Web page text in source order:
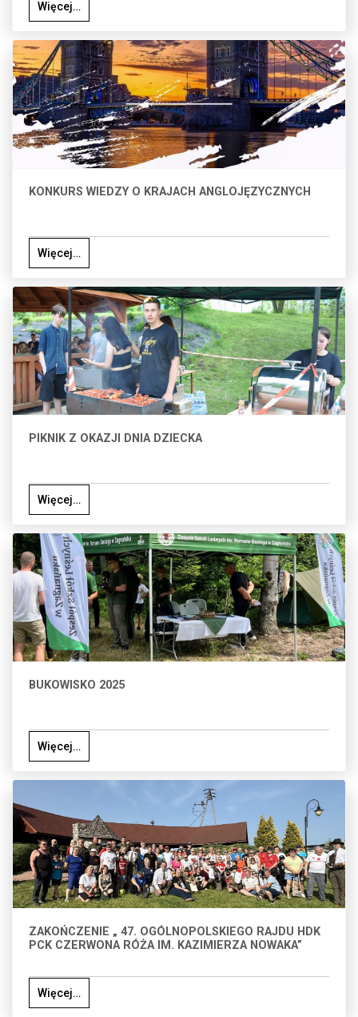
Więcej…
KONKURS WIEDZY O KRAJACH ANGLOJĘZYCZNYCH
Więcej…
PIKNIK Z OKAZJI DNIA DZIECKA
Więcej…
BUKOWISKO 2025
Więcej…
ZAKOŃCZENIE „ 47. OGÓLNOPOLSKIEGO RAJDU HDK
PCK CZERWONA RÓŻA IM. KAZIMIERZA NOWAKA”
Więcej…